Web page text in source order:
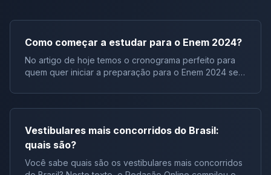
Como começar a estudar para o Enem 2024?
No artigo de hoje temos o cronograma perfeito para
quem quer iniciar a preparação para o Enem 2024 sem
para dar conta de todas as disciplinas. Imagine estudar
com a calma inabalável de um sábio, navegando pelas
começo ao fim! Como começar a preparação desse
jeito para o Enem 2024? Role a tela mais um pouquinho
precisa dedicar nessa jornada para enfrentar as
Vestibulares mais concorridos do Brasil:
quais são?
Você sabe quais são os vestibulares mais concorridos